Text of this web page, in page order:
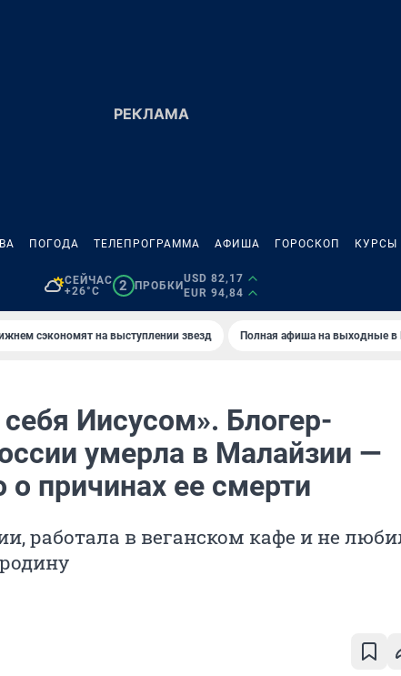
ПОГОДА ТЕЛЕПРОГРАММА АФИША ГОРОСКОП КУРСЫ
СЕЙЧАС
+26°C
2 ПРОБКИ
USD 82,17
EUR 94,84
сэкономят на выступлении звезд Полная афиша на выходные
Иисусом». Блогер-
умерла в Малайзии —
о причинах ее смерти
работала в веганском кафе и не